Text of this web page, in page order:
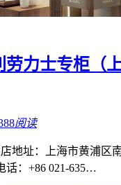
劳力士专柜（
阅读
地址：上海市黄浦区
话：+86 021-635…